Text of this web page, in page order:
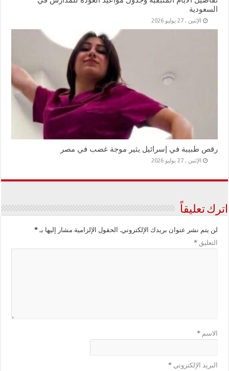
السعودية
الإثنين , 27 يوليو 2026
رقص طبيبة في إسرائيل يثير موجة غضب في مصر
الإثنين , 27 يوليو 2026
اترك تعليقاً
لن يتم نشر عنوان بريدك الإلكتروني. الحقول الإلزامية مشار إليها بـ*
التعليق*
الاسم*
البريد الإلكتروني*